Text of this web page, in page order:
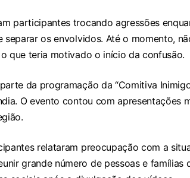
participantes trocando agressões
separar os envolvidos. Até o momento,
que teria motivado o início da confusão.
da programação da “Comitiva
O evento contou com apresentações
relataram preocupação com a
grande número de pessoas e famílias